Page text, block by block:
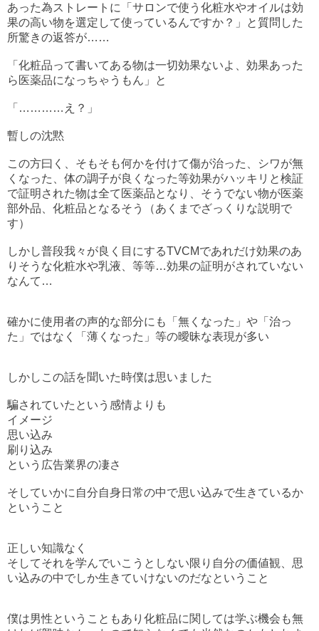
あった為ストレートに「サロンで使う化粧水やオイルは効
果の高い物を選定して使っているんですか？」と質問した
所驚きの返答が……
「化粧品って書いてある物は一切効果ないよ、効果あった
ら医薬品になっちゃうもん」と
「…………え？」
暫しの沈黙
この方曰く、そもそも何かを付けて傷が治った、シワが無
くなった、体の調子が良くなった等効果がハッキリと検証
で証明された物は全て医薬品となり、そうでない物が医薬
部外品、化粧品となるそう（あくまでざっくりな説明で
す）
しかし普段我々が良く目にするTVCMであれだけ効果のあ
りそうな化粧水や乳液、等等…効果の証明がされていない
なんて…
確かに使用者の声的な部分にも「無くなった」や「治っ
た」ではなく「薄くなった」等の曖昧な表現が多い
しかしこの話を聞いた時僕は思いました
騙されていたという感情よりも
イメージ
思い込み
刷り込み
という広告業界の凄さ
そしていかに自分自身日常の中で思い込みで生きているか
ということ
正しい知識なく
そしてそれを学んでいこうとしない限り自分の価値観、思
い込みの中でしか生きていけないのだなということ
僕は男性ということもあり化粧品に関しては学ぶ機会も無